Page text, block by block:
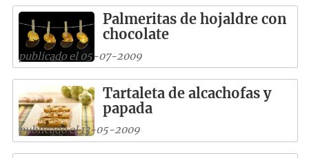
Palmeritas de hojaldre con
chocolate
publicado el 05-07-2009
Tartaleta de alcachofas y
papada
publicado el 13-05-2009